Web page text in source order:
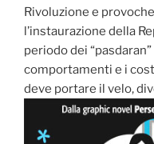
Rivoluzione e
l’instaurazione della
periodo dei
comportamenti e i
deve portare il velo,